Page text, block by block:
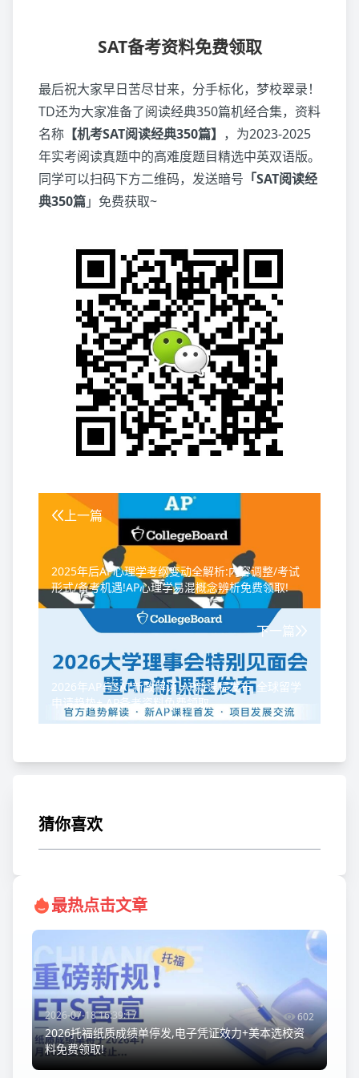
SAT备考资料免费领取
最后祝大家早日苦尽甘来，分手标化，梦校翠录！
TD还为大家准备了阅读经典350篇机经合集，资料
名称 【机考SAT阅读经典350篇】 ，为2023-2025
年实考阅读真题中的高难度题目精选中英双语版。
同学可以扫码下方二维码，发送暗号 「SAT阅读经
典350篇」免费获取~
上一篇
2025年后AP心理学考纲变动全解析:内容调整/考试
形式/备考机遇!AP心理学易混概念辨析免费领取!
下一篇
2026年AP与SAT新政解读_AP新课程发布_全球留学
申请趋势+ AP备考资料免费领取
猜你喜欢
最热点击文章
2026-07-18 16:39:17 602
2026托福纸质成绩单停发,电子凭证效力+美本选校资
料免费领取!